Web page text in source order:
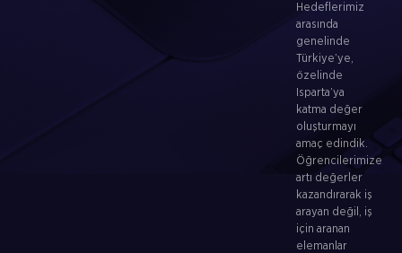
Hedeflerimiz
arasında
genelinde
Türkiye’ye,
özelinde
Isparta’ya
katma değer
oluşturmayı
amaç edindik.
Öğrencilerimize
artı değerler
kazandırarak iş
arayan değil, iş
için aranan
elemanlar